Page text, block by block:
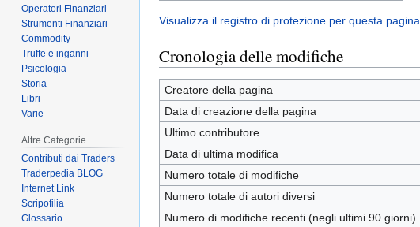
Visualizza il registro di protezione per questa pagina.
Cronologia delle modifiche
Creatore della pagina
Data di creazione della pagina
Ultimo contributore
Data di ultima modifica
Numero totale di modifiche
Numero totale di autori diversi
Numero di modifiche recenti (negli ultimi 90 giorni)
Operatori Finanziari
Strumenti Finanziari
Commodity
Truffe e inganni
Psicologia
Storia
Libri
Varie
Altre Categorie
Contributi dai Traders
Traderpedia BLOG
Internet Link
Scripofilia
Glossario